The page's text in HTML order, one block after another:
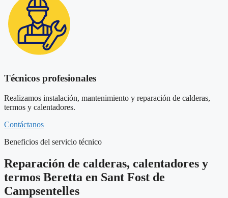
Técnicos profesionales
Realizamos instalación, mantenimiento y reparación de calderas,
termos y calentadores.
Contáctanos
Beneficios del servicio técnico
Reparación de calderas, calentadores y
termos Beretta en Sant Fost de
Campsentelles